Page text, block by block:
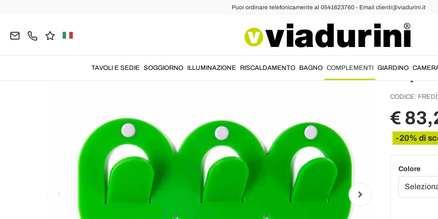
Puoi ordinare telefonicamente al 0541623760 - Email clienti@viadurini.it
TAVOLI E SEDIE SOGGIORNO ILLUMINAZIONE RISCALDAMENTO BAGNO COMPLEMENTI GIARDINO
2
in
Clip -
CODICE:
€
-20% di
Colore